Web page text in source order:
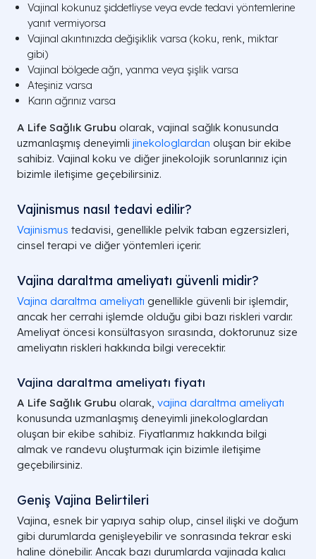
Vajinal kokunuz şiddetliyse veya evde tedavi yöntemlerine
yanıt vermiyorsa
Vajinal akıntınızda değişiklik varsa (koku, renk, miktar
gibi)
Vajinal bölgede ağrı, yanma veya şişlik varsa
Ateşiniz varsa
Karın ağrınız varsa
A Life Sağlık Grubu olarak, vajinal sağlık konusunda
uzmanlaşmış deneyimli jinekologlardan oluşan bir ekibe
sahibiz. Vajinal koku ve diğer jinekolojik sorunlarınız için
bizimle iletişime geçebilirsiniz.
Vajinismus nasıl tedavi edilir?
Vajinismus tedavisi, genellikle pelvik taban egzersizleri,
cinsel terapi ve diğer yöntemleri içerir.
Vajina daraltma ameliyatı güvenli midir?
Vajina daraltma ameliyatı genellikle güvenli bir işlemdir,
ancak her cerrahi işlemde olduğu gibi bazı riskleri vardır.
Ameliyat öncesi konsültasyon sırasında, doktorunuz size
ameliyatın riskleri hakkında bilgi verecektir.
Vajina daraltma ameliyatı fiyatı​
A Life Sağlık Grubu olarak, vajina daraltma ameliyatı
konusunda uzmanlaşmış deneyimli jinekologlardan
oluşan bir ekibe sahibiz. Fiyatlarımız hakkında bilgi
almak ve randevu oluşturmak için bizimle iletişime
geçebilirsiniz.
Geniş Vajina Belirtileri​
Vajina, esnek bir yapıya sahip olup, cinsel ilişki ve doğum
gibi durumlarda genişleyebilir ve sonrasında tekrar eski
haline dönebilir. Ancak bazı durumlarda vajinada kalıcı